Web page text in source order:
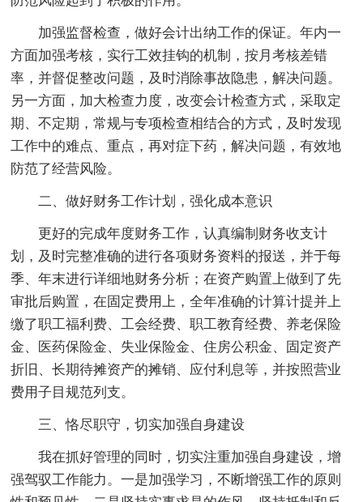
加强监督检查，做好会计出纳工作的保证。年内一
方面加强考核，实行工效挂钩的机制，按月考核差错
率，并督促整改问题，及时消除事故隐患，解决问题。
另一方面，加大检查力度，改变会计检查方式，采取定
期、不定期，常规与专项检查相结合的方式，及时发现
工作中的难点、重点，再对症下药，解决问题，有效地
防范了经营风险。
二、做好财务工作计划，强化成本意识
更好的完成年度财务工作，认真编制财务收支计
划，及时完整准确的进行各项财务资料的报送，并于每
季、年末进行详细地财务分析；在资产购置上做到了先
审批后购置，在固定费用上，全年准确的计算计提并上
缴了职工福利费、工会经费、职工教育经费、养老保险
金、医药保险金、失业保险金、住房公积金、固定资产
折旧、长期待摊资产的摊销、应付利息等，并按照营业
费用子目规范列支。
三、恪尽职守，切实加强自身建设
我在抓好管理的同时，切实注重加强自身建设，增
强驾驭工作能力。一是加强学习，不断增强工作的原则